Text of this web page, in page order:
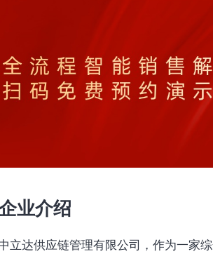
业介绍
立达供应链管理有限公司，作为一家